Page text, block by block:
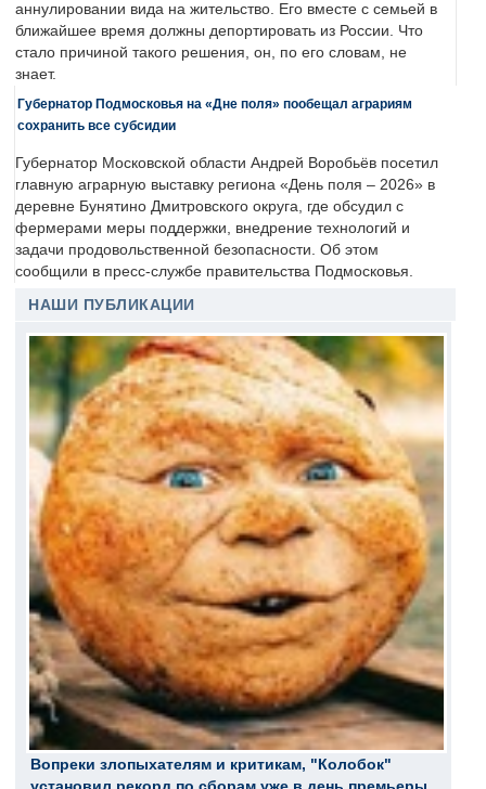
аннулировании вида на жительство. Его вместе с семьей в
ближайшее время должны депортировать из России. Что
стало причиной такого решения, он, по его словам, не
знает.
Губернатор Подмосковья на «Дне поля» пообещал аграриям
сохранить все субсидии
Губернатор Московской области Андрей Воробьёв посетил
главную аграрную выставку региона «День поля – 2026» в
деревне Бунятино Дмитровского округа, где обсудил с
фермерами меры поддержки, внедрение технологий и
задачи продовольственной безопасности. Об этом
сообщили в пресс-службе правительства Подмосковья.
НАШИ ПУБЛИКАЦИИ
Вопреки злопыхателям и критикам, "Колобок"